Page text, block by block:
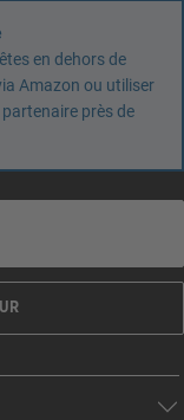
en dehors de
Amazon ou utiliser
près de